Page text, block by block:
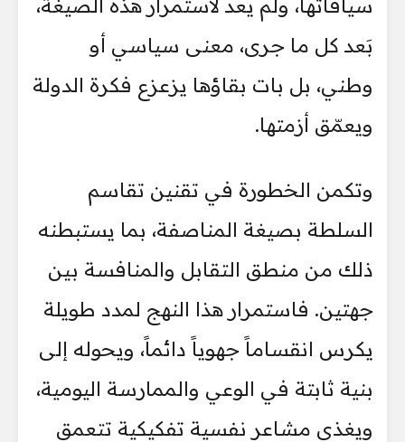
سياقاتها، ولم يعد لاستمرار هذه الصيغة،
بَعد كل ما جرى، معنى سياسي أو
وطني، بل بات بقاؤها يزعزع فكرة الدولة
ويعمّق أزمتها.
وتكمن الخطورة في تقنين تقاسم
السلطة بصيغة المناصفة، بما يستبطنه
ذلك من منطق التقابل والمنافسة بين
جهتين. فاستمرار هذا النهج لمدد طويلة
يكرس انقساماً جهوياً دائماً، ويحوله إلى
بنية ثابتة في الوعي والممارسة اليومية،
ويغذي مشاعر نفسية تفكيكية تتعمق